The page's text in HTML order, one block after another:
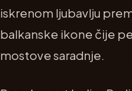
iskrenom ljubavlju
balkanske ikone čije
mostove saradnje.